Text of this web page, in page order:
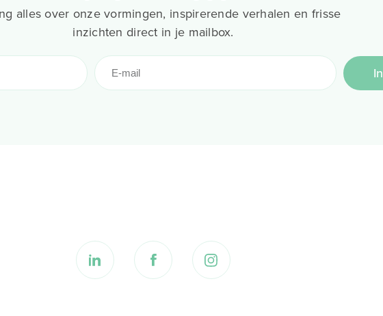
alles over onze vormingen, inspirerende verhalen en frisse
inzichten direct in je mailbox.